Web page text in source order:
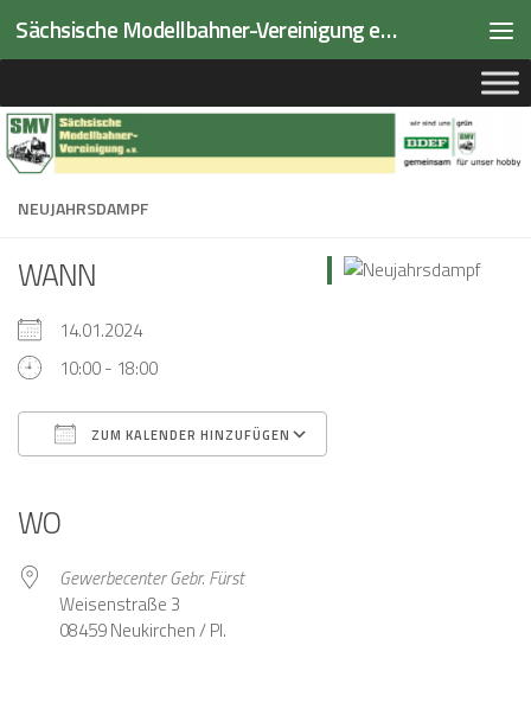
Zum Inhalt springen Sächsische Modellbahner-Vereinigung e.V.
NEUJAHRSDAMPF
WANN
14.01.2024
10:00 - 18:00
ZUM KALENDER HINZUFÜGEN
WO
Gewerbecenter Gebr. Fürst
Weisenstraße 3
08459 Neukirchen / Pl.